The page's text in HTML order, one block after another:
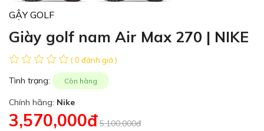
GẬY GOLF
Giày golf nam Air Max 270 | NIKE
( 0 đánh giá )
Tình trạng: Còn hàng
Chính hãng: Nike
3,570,000đ 5,100,000đ